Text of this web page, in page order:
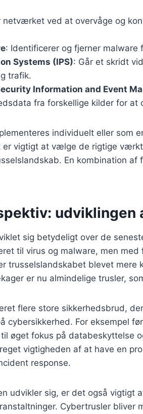
netværket ved at overvåge og
: Identificerer og fjerner malware
Systems (IPS): Går et skridt
trafik.
Information and Event
fra forskellige kilder for at
individuelt eller som
er vigtigt at vælge de rigtige
En kombination
udviklingen
sig betydeligt over de
til virus og malware, men
trusselslandskabet blevet mere
er nu almindelige trusler,
flere store sikkerhedsbrud,
cybersikkerhed. For eksempel
øget fokus på databeskyttelse
vigtigheden af at have en
response.
udvikler sig, er det også vigtigt
Cybertrusler bliver